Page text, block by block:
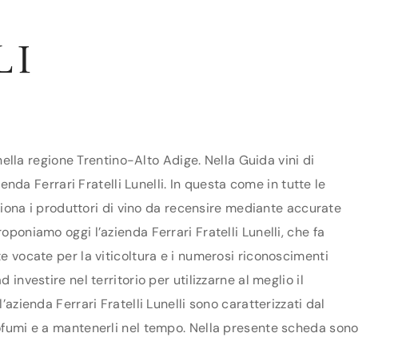
regione Trentino-Alto Adige. Nella Guida vini di
Ferrari Fratelli Lunelli. In questa come in tutte le
i produttori di vino da recensire mediante accurate
oggi l’azienda Ferrari Fratelli Lunelli, che fa
vocate per la viticoltura e i numerosi riconoscimenti
investire nel territorio per utilizzarne al meglio il
Ferrari Fratelli Lunelli sono caratterizzati dal
e a mantenerli nel tempo. Nella presente scheda sono